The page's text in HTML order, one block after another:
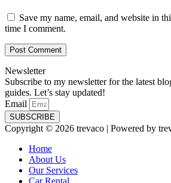
Save my name, email, and website in
time I comment.
Newsletter
Subscribe to my newsletter for the latest
guides. Let’s stay updated!
Email
SUBSCRIBE
Copyright © 2026 trevaco | Powered by
Home
About Us
Our Services
Car Rental